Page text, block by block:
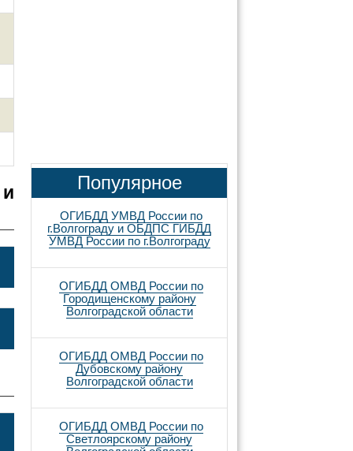
Популярное
ОГИБДД УМВД России по
г.Волгограду и ОБДПС ГИБДД
УМВД России по г.Волгограду
ОГИБДД ОМВД России по
Городищенскому району
Волгоградской области
ОГИБДД ОМВД России по
Дубовскому району
Волгоградской области
ОГИБДД ОМВД России по
Светлоярскому району